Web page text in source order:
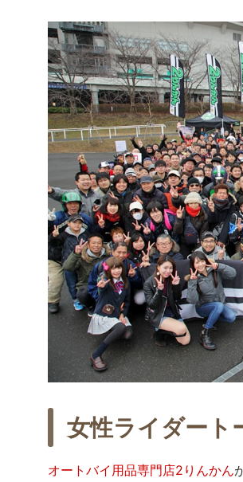
女性ライダート
オートバイ用品専門店2りんかん